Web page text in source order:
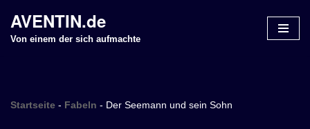
Z
n
AVENTIN.de
Von einem der sich aufmachte
Startseite - Fabeln - Der Seemann und sein Sohn